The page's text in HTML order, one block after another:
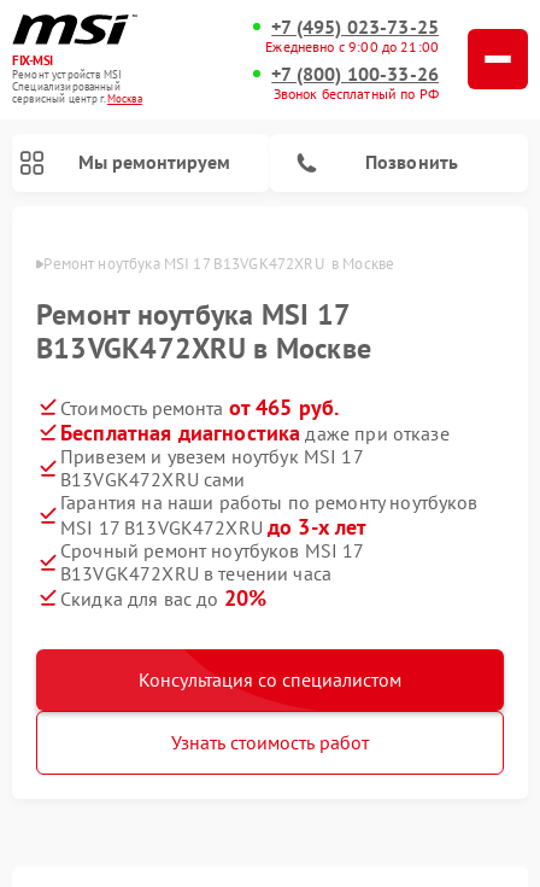
FIX-MSI
Ремонт устройств MSI
Специализированный
cервисный центр г.Москва
+7 (495) 023-73-25
Ежедневно с 9:00 до 21:00
+7 (800) 100-33-26
Звонок бесплатный по РФ
Мы ремонтируем Позвонить
Ремонт ноутбука MSI 17 B13VGK472XRU  в Москве
Ремонт ноутбука MSI 17
B13VGK472XRU в Москве
Стоимость ремонта от 465 руб.
Бесплатная диагностика даже при отказе
Привезем и увезем ноутбук MSI 17
B13VGK472XRU сами
Гарантия на наши работы по ремонту ноутбуков
MSI 17 B13VGK472XRU до 3-х лет
Срочный ремонт ноутбуков MSI 17
B13VGK472XRU в течении часа
Скидка для вас до 20%
Консультация со специалистом
Узнать стоимость работ